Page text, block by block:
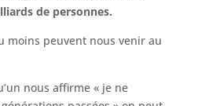
de personnes.
moins peuvent nous venir au
nous affirme « je ne